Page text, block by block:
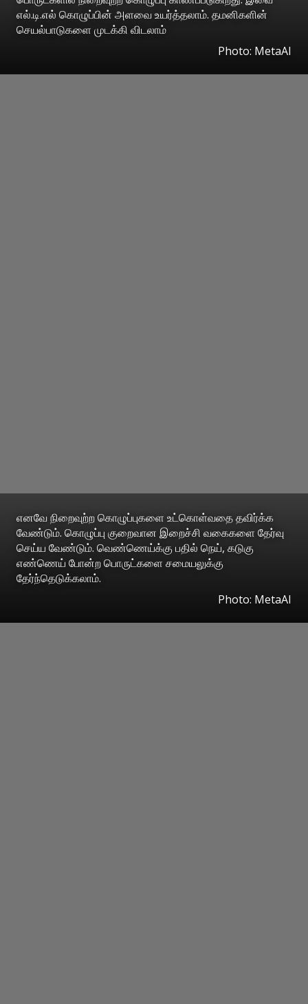
எல்.டி.எல் கொழுப்பின் அளவை உயர்த்தலாம். தமனிகளின்
செயல்பாடுகளை முடக்கி விடலாம்
Photo: MetaAI
எனவே நிறைவுற்ற கொழுப்புகளை உட்கொள்வதை தவிர்க்க
வேண்டும். கொழுப்பு குறைவான இறைச்சி வகைகளை தேர்வு
செய்ய வேண்டும். வெண்ணெய்க்கு பதில் நெய், கடுகு
எண்ணெய் போன்ற பொருட்களை சமையலுக்கு
தேர்ந்தெடுக்கலாம்.
Photo: MetaAI